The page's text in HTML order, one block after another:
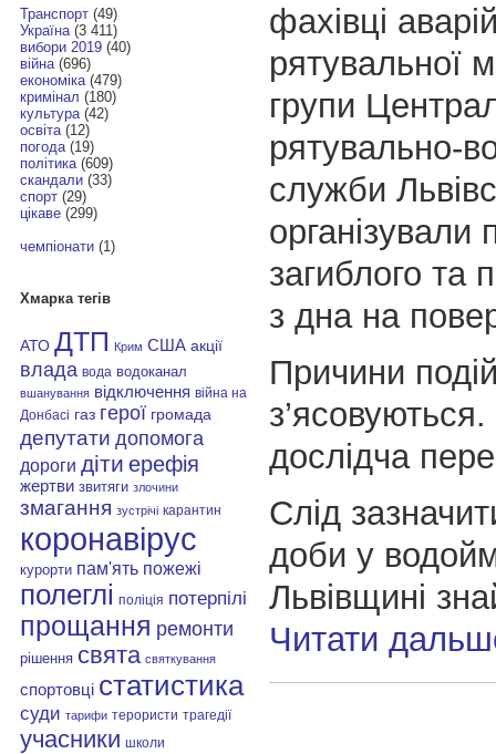
Транспорт(49)
Україна(3 411)
вибори 2019(40)
війна(696)
економіка(479)
кримінал (180)
культура(42)
освіта(12)
погода(19)
політика(609)
скандали(33)
спорт(29)
цікаве(299)
чемпіонати(1)
Хмарка тегів
АТО ДТП Крим США акції
влада вода водоканал
вшанування відключення війна на
Донбасі газ герої громада
депутати допомога
дороги діти ерефія
жертви звитяги злочини
змагання зустрічі карантин
коронавірус
курорти пам'ять пожежі
полеглі поліція потерпілі
прощання ремонти
рішення свята святкування
спортовці статистика
суди тарифи терористи трагедії
учасники школи
фахівці
рятувальної
групи
рятувально-
служби
організували
загиблого та
з дна на
Причини
дослідча
Слід
доби у
Львівщині
Читати